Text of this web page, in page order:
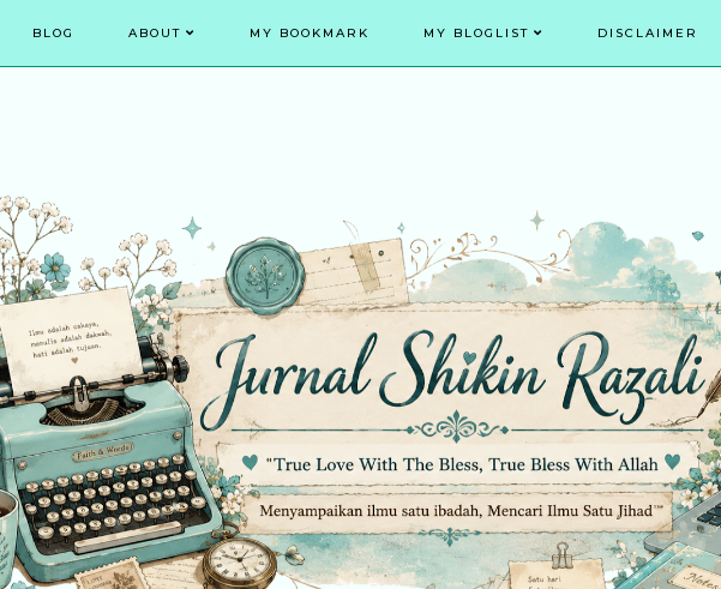
BLOG ABOUT MY BOOKMARK MY BLOGLIST DISCLAIMER